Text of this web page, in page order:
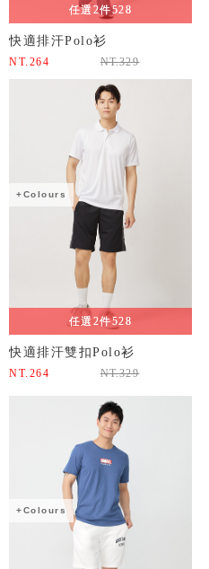
任選2件528
快適排汗Polo衫
NT. 264 NT.329
+Colours
任選2件528
快適排汗雙扣Polo衫
NT. 264 NT.329
+Colours